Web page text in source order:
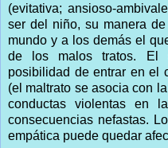
(evitativa; ansioso-
ser del niño, su manera
mundo y a los demás el
de los malos tratos. El
posibilidad de entrar en el
(el maltrato se asocia con
conductas violentas en
consecuencias nefastas.
empática puede quedar